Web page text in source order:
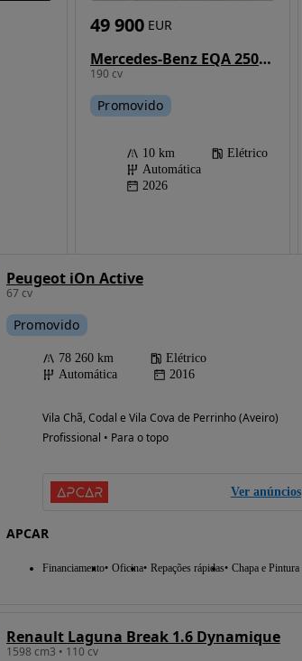
Mercedes-Benz EQA 250+ AMG Line
190 cv
49 900 EUR
Promovido
10 km
Elétrico
Automática
2026
Peugeot iOn Active
67 cv
Promovido
78 260 km
Elétrico
Automática
2016
Vila Chã, Codal e Vila Cova de Perrinho (Aveiro)
Profissional • Para o topo
Ver anúncios
APCAR
Financiamento Oficina Repações rápidas Chapa e Pintura
Renault Laguna Break 1.6 Dynamique
1598 cm3 • 110 cv